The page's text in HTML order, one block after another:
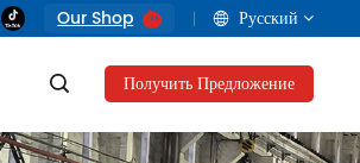
Our Shop Русский
Получить Предложение